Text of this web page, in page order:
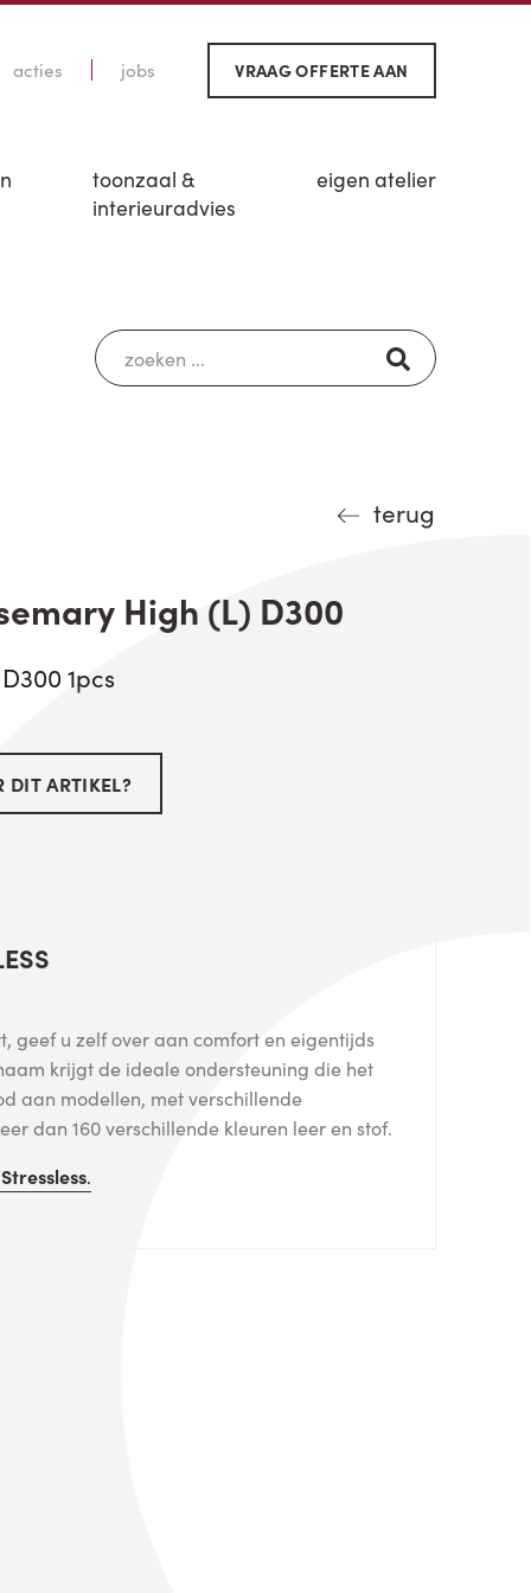
acties jobs VRAAG OFFERTE AAN
toonzaal &
interieuradvies
eigen atelier
terug
High (L) D300
1pcs
DIT ARTIKEL?
geef u zelf over aan comfort en eigentijds
krijgt de ideale ondersteuning die het
aan modellen, met verschillende
dan 160 verschillende kleuren leer en stof.
Stressless.